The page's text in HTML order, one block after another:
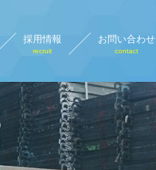
計画図
plan view
採用情報
recruit
お問い合わせ
contact